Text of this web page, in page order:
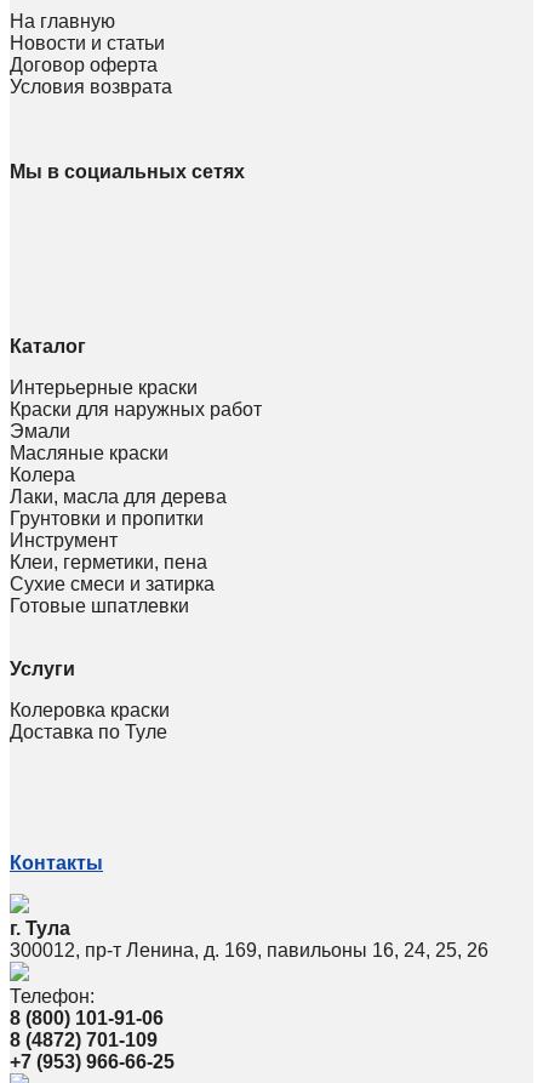
На главную
Новости и статьи
Договор оферта
Условия возврата
Мы в социальных сетях
Каталог
Интерьерные краски
Краски для наружных работ
Эмали
Масляные краски
Колера
Лаки, масла для дерева
Грунтовки и пропитки
Инструмент
Клеи, герметики, пена
Сухие смеси и затирка
Готовые шпатлевки
Услуги
Колеровка краски
Доставка по Туле
Контакты
г. Тула
300012, пр-т Ленина, д. 169, павильоны 16, 24, 25, 26
Телефон:
8 (800) 101-91-06
8 (4872) 701-109
+7 (953) 966-66-25